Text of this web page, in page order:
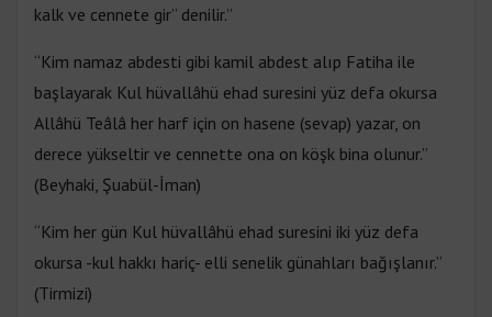
kalk ve cennete gir” denilir.”
“Kim namaz abdesti gibi kamil abdest alıp Fatiha ile
başlayarak Kul hüvallâhü ehad suresini yüz defa okursa
Allâhü Teâlâ her harf için on hasene (sevap) yazar, on
derece yükseltir ve cennette ona on köşk bina olunur.”
(Beyhaki, Şuabül-İman)
“Kim her gün Kul hüvallâhü ehad suresini iki yüz defa
okursa -kul hakkı hariç- elli senelik günahları bağışlanır.”
(Tirmizi)